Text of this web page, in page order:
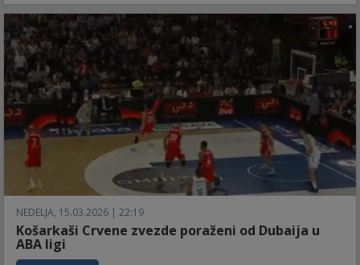
NEDELJA, 15.03.2026 | 22:19
Košarkaši Crvene zvezde poraženi od Dubaija u
ABA ligi